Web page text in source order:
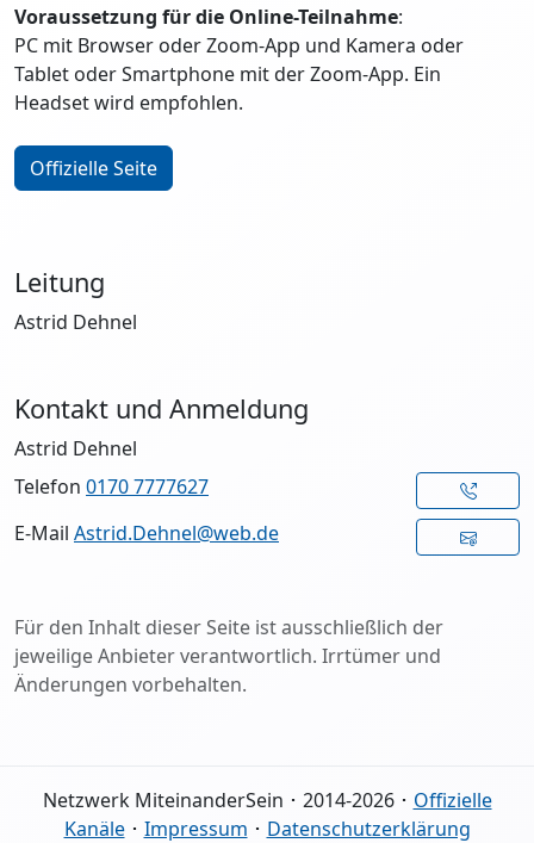
Voraussetzung für die Online-Teilnahme:
PC mit Browser oder Zoom-App und Kamera oder
Tablet oder Smartphone mit der Zoom-App. Ein
Headset wird empfohlen.
Offizielle Seite
Leitung
Astrid Dehnel
Kontakt und Anmeldung
Astrid Dehnel
Telefon 0170 7777627
E-Mail Astrid.Dehnel@web.de
Für den Inhalt dieser Seite ist ausschließlich der
jeweilige Anbieter verantwortlich. Irrtümer und
Änderungen vorbehalten.
Netzwerk MiteinanderSein ･ 2014-2026 ･ Offizielle
Kanäle･ Impressum ･ Datenschutzerklärung